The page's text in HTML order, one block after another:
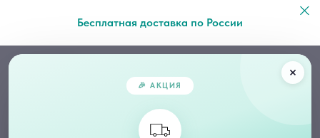
Бесплатная доставка по России
🎉 АКЦИЯ